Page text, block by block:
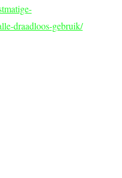
draadloos-gebruik/